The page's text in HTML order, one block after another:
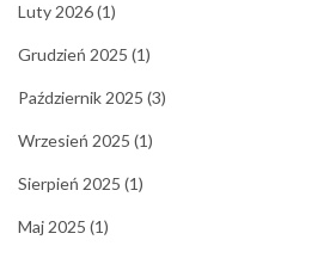
Luty 2026(1)
Grudzień 2025 (1)
Październik 2025 (3)
Wrzesień 2025 (1)
Sierpień 2025 (1)
Maj 2025 (1)